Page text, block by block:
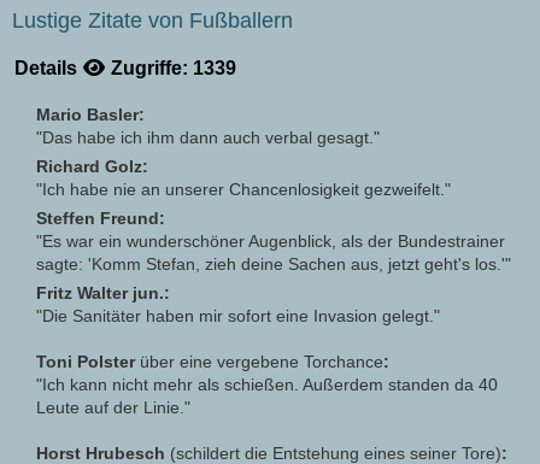
Lustige Zitate von Fußballern
Details Zugriffe: 1339
Mario Basler:
"Das habe ich ihm dann auch verbal gesagt."
Richard Golz:
"Ich habe nie an unserer Chancenlosigkeit gezweifelt."
Steffen Freund:
"Es war ein wunderschöner Augenblick, als der Bundestrainer
sagte: 'Komm Stefan, zieh deine Sachen aus, jetzt geht's los.'"
Fritz Walter jun.:
"Die Sanitäter haben mir sofort eine Invasion gelegt."
Toni Polster über eine vergebene Torchance:
"Ich kann nicht mehr als schießen. Außerdem standen da 40
Leute auf der Linie."
Horst Hrubesch (schildert die Entstehung eines seiner Tore):